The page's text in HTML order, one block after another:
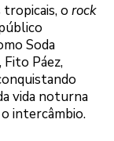
o rock
Soda
Páez,
vida noturna
intercâmbio.